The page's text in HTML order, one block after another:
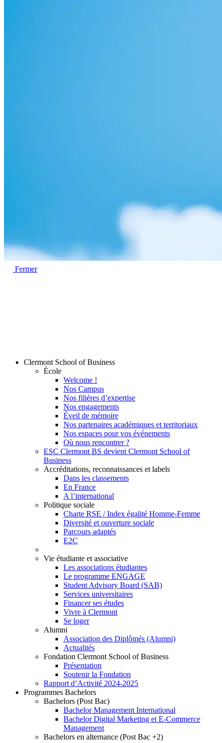
Fermer
Clermont School of Business
École
Welcome !
Nos Campus
Nos filières d’expertise
Nos engagements
Éveil de mémoire
Nos partenaires académiques et territoriaux
Nos espaces pour vos événements
Où nous rencontrer ?
ESC Clermont BS devient Clermont School of
Business
Accréditations, reconnaissances et labels
Dans les classements
En France
A l’international
Politique sociale
Charte RSE / Index égalité Homme-Femme
Diversité et ouverture sociale
Parcours adaptés
E2C
Vie étudiante et associative
Les associations étudiantes
Le programme ENGAGE
Student Advisory Board (SAB)
Services universitaires
Financer ses études
Vivre à Clermont
Se loger
Alumni
Association des Diplômés (Alumni)
Actualités
Fondation Clermont School of Business
Présentation
Soutenir la Fondation
Rapport d’Activité 2024-2025
Programmes Bachelors
Bachelors (Post Bac)
Bachelor Management International
Bachelor Digital Marketing et E-Commerce
Management
Bachelors en alternance (Post Bac +2)